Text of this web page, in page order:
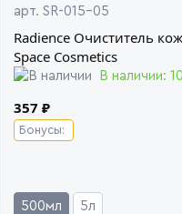
арт. SR-015-05
Radience Очиститель
Space Cosmetics
В наличии:
357 ₽
Бонусы:
500мл 5л